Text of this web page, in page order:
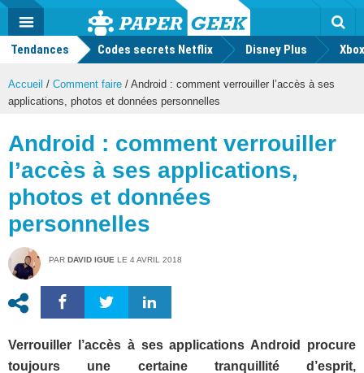
Actu
geek
MENU
Tendances Codes secrets Netflix Disney Plus
Accueil / Comment faire / Android : comment verrouiller l’accès à ses
applications, photos et données personnelles
Android : comment verrouiller
l’accès à ses applications,
photos et données
personnelles
PAR DAVID IGUE LE 4 AVRIL 2018
Verrouiller l’accès à ses applications Android procure
toujours une certaine tranquillité d’esprit,
Mode
FacebookTwitter Youtube